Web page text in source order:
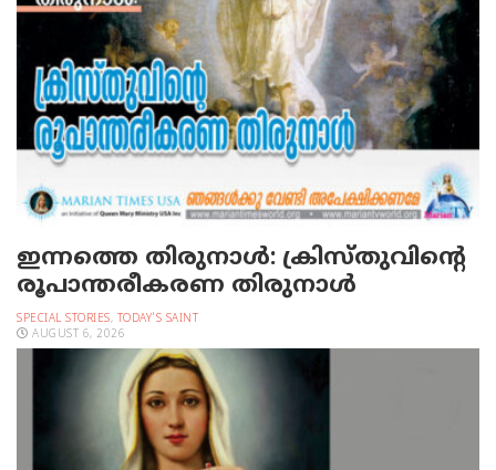
ഇന്നത്തെ തിരുനാള്‍: ക്രിസ്തുവിന്റെ
രൂപാന്തരീകരണ തിരുനാള്‍
SPECIAL STORIES, TODAY'S SAINT
AUGUST 6, 2026